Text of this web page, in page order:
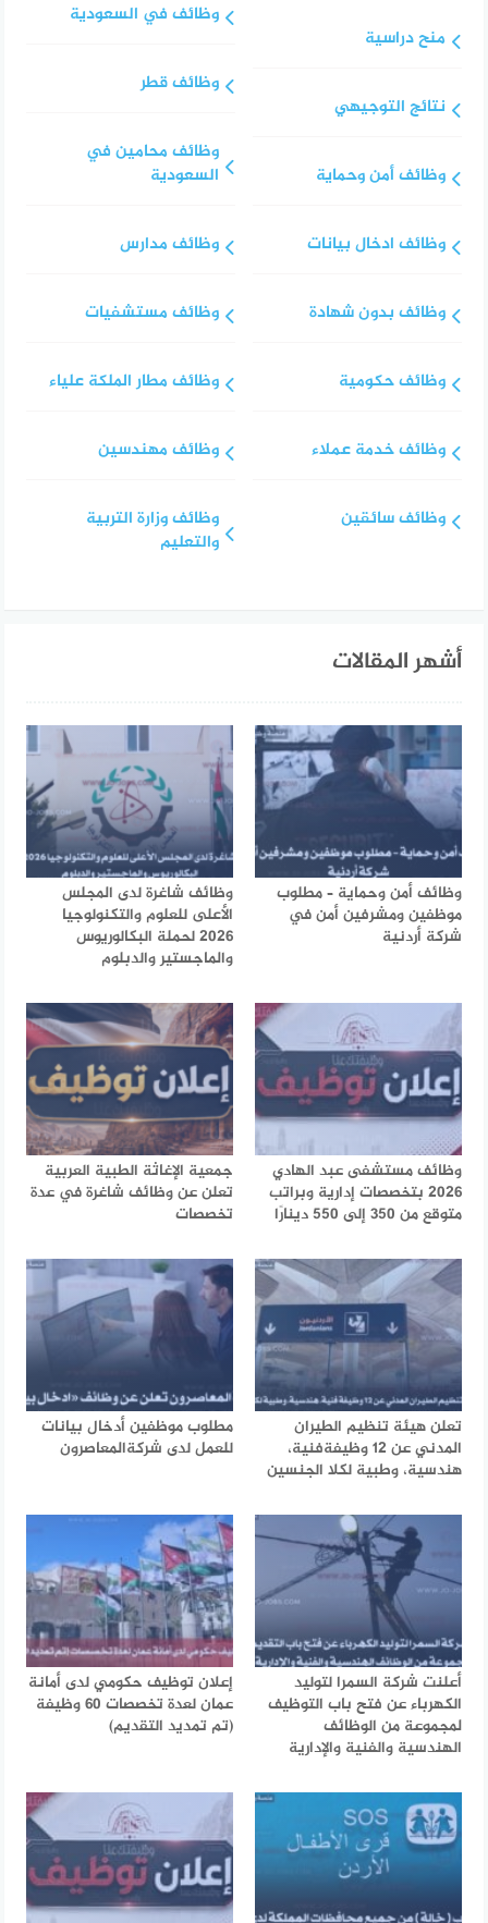
منح دراسية
نتائج التوجيهي
وظائف أمن وحماية
وظائف ادخال بيانات
وظائف بدون شهادة
وظائف حكومية
وظائف خدمة عملاء
وظائف سائقين
وظائف في السعودية
وظائف قطر
وظائف محامين في
السعودية
وظائف مدارس
وظائف مستشفيات
وظائف مطار الملكة علياء
وظائف مهندسين
وظائف وزارة التربية
والتعليم
أشهر المقالات
وظائف أمن وحماية – مطلوب
موظفين ومشرفين أمن في
شركة أردنية
وظائف شاغرة لدى المجلس
الأعلى للعلوم والتكنولوجيا
2026 لحملة البكالوريوس
والماجستير والدبلوم
وظائف مستشفى عبد الهادي
2026 بتخصصات إدارية وبراتب
متوقع من 350 إلى 550 دينارًا
جمعية الإغاثة الطبية العربية
تعلن عن وظائف شاغرة في عدة
تخصصات
تعلن هيئة تنظيم الطيران
المدني عن 12 وظيفةفنية،
هندسية، وطبية لكلا الجنسين
مطلوب موظفين أدخال بيانات
للعمل لدى شركةالمعاصرون
أعلنت شركة السمرا لتوليد
الكهرباء عن فتح باب التوظيف
لمجموعة من الوظائف
الهندسية والفنية والإدارية
إعلان توظيف حكومي لدى أمانة
عمان لعدة تخصصات 60 وظيفة
(تم تمديد التقديم)